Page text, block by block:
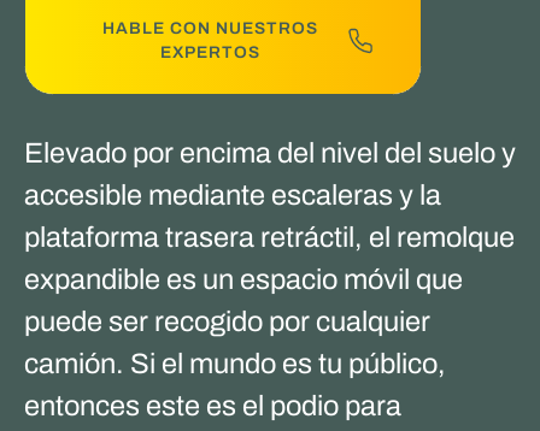
HABLE CON NUESTROS
EXPERTOS
Elevado por encima del nivel del suelo y
accesible mediante escaleras y la
plataforma trasera retráctil, el remolque
expandible es un espacio móvil que
puede ser recogido por cualquier
camión. Si el mundo es tu público,
entonces este es el podio para